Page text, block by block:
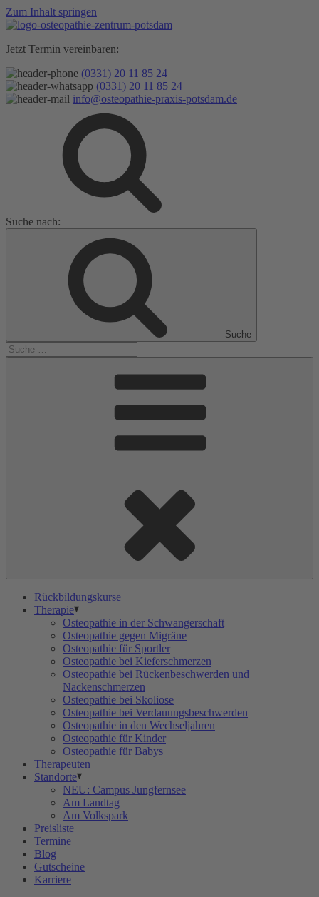
Zum Inhalt springen
Jetzt Termin vereinbaren:
(0331) 20 11 85 24
(0331) 20 11 85 24
info@osteopathie-praxis-potsdam.de
Suche nach:
Suche
Rückbildungskurse
Therapie
Osteopathie in der Schwangerschaft
Osteopathie gegen Migräne
Osteopathie für Sportler
Osteopathie bei Kieferschmerzen
Osteopathie bei Rückenbeschwerden und
Nackenschmerzen
Osteopathie bei Skoliose
Osteopathie bei Verdauungsbeschwerden
Osteopathie in den Wechseljahren
Osteopathie für Kinder
Osteopathie für Babys
Therapeuten
Standorte
NEU: Campus Jungfernsee
Am Landtag
Am Volkspark
Preisliste
Termine
Blog
Gutscheine
Karriere